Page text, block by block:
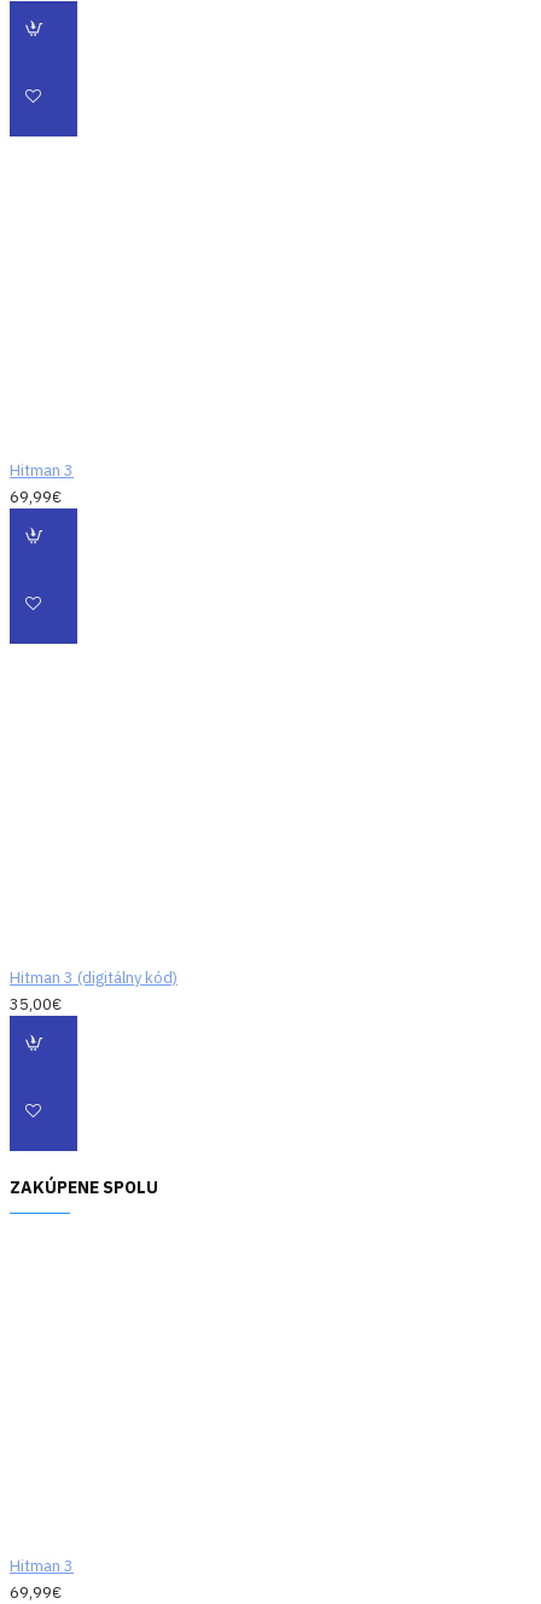
Hitman 3
69,99€
Hitman 3 (digitálny kód)
35,00€
ZAKÚPENE SPOLU
Hitman 3
69,99€